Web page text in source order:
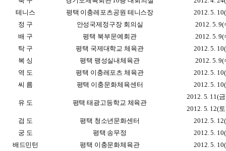
테니스
평택 이충레포츠공원 테니스장
2012. 5.
정 구
안성국제정구장 회의실
2012. 5.
배 구
평택 북부문예회관
2012. 5.
탁 구
평택 국제대학교 체육관
2012. 5.
복 싱
평택 팽성실내체육관
2012. 5.
역 도
평택 이충레포츠 체육관
2012. 5.
씨 름
평택 이충문화체육센터 2012. 5.
유 도 평택 태광고등학교 체육관
2012. 5. 11(
2012. 5. 12(
검 도
평택 청소년문화센터
2012. 5.
궁 도
평택 송무정
2012. 5.
배드민턴
평택 이충문화체육관
2012. 5.